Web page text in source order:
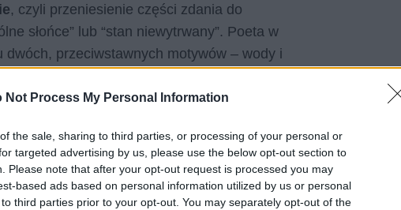
Not Process My Personal Information
the sale, sharing to third parties, or processing of your personal or
targeted advertising by us, please use the below opt-out section to
Please note that after your opt-out request is processed you may
based ads based on personal information utilized by us or personal
third parties prior to your opt-out. You may separately opt-out of the
, czyli przeniesienie części zdania do
słońce” lub “stan niewytrwany”. Poeta w
dwóch, przeciwstawnych motywów – wody i